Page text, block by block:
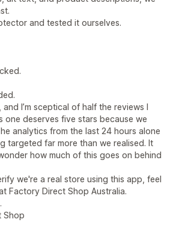
and tested it ourselves.
and I’m sceptical of half the reviews I
deserves five stars because we
analytics from the last 24 hours alone
targeted far more than we realised. It
how much of this goes on behind
we're a real store using this app, feel
Factory Direct Shop Australia.
Shop